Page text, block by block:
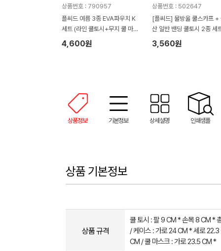
상품번호 : 790957
플씨드 여름 3종 EVA파우치 K
세트 (라인 쿨토시+무지 쿨 마스
크)
4,600원
상품번호 : 502647
[플씨드] 물방울 쿨스카프 +
산 일반 밴딩 쿨토시 2종 세
3,560원
상품정보 기본정보 상세설명 인쇄샘플
상품 기본정보
상품 규격
쿨 토시 : 팔 9 CM * 손목 8 CM *
/ 케이스 : 가로 24 CM * 세로
CM / 쿨 마스크 : 가로 23.5 CM *